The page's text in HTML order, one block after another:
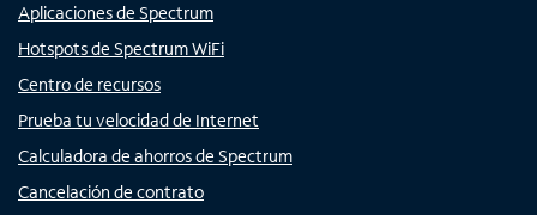
Aplicaciones de Spectrum
Hotspots de Spectrum WiFi
Centro de recursos
Prueba tu velocidad de Internet
Calculadora de ahorros de Spectrum
Cancelación de contrato